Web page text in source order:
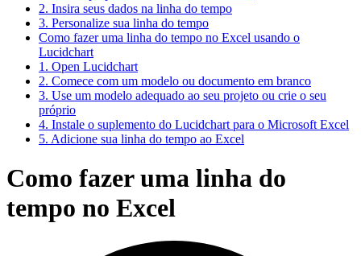
2. Insira seus dados na linha do tempo
3. Personalize sua linha do tempo
Como fazer uma linha do tempo no Excel usando o
Lucidchart
1. Open Lucidchart
2. Comece com um modelo ou documento em branco
3. Use um modelo adequado ao seu projeto ou crie o seu
próprio
4. Instale o suplemento do Lucidchart para o Microsoft Excel
5. Adicione sua linha do tempo ao Excel
Como fazer uma linha do
tempo no Excel